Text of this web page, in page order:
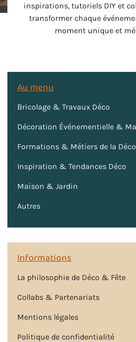
inspirations, tutoriels DIY et
transformer chaque
moment unique et
Au menu
Bricolage & Travaux Déco
Décoration Événementielle &
Formations & Métiers de la
Inspiration & Tendances Déco
Maison & Jardin
Autres
Informations
La philosophie de Déco & Fête
Collabs & Partenariats
Mentions légales
Politique de confidentialité